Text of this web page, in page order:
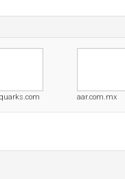
aar.com.mx